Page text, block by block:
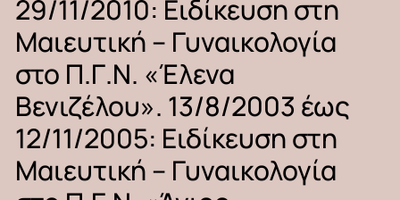
29/11/2010: Ειδίκευσηστη
Μαιευτική– Γυναικολογία
στο Π.Γ.Ν. «Έλενα
Βενιζέλου». 13/8/2003 έως
12/11/2005: Ειδίκευσηστη
Μαιευτική– Γυναικολογία